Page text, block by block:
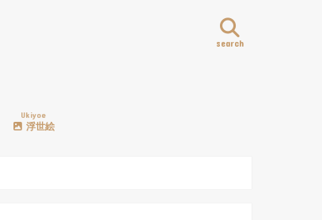
search
Ukiyoe
浮世絵